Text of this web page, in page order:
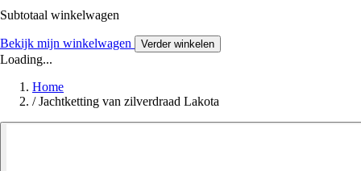
Subtotaal winkelwagen
Bekijk mijn winkelwagen Verder winkelen
Loading...
Home
/ Jachtketting van zilverdraad Lakota